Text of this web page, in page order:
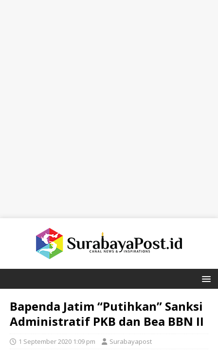
Bapenda Jatim “Putihkan” Sanksi
Administratif PKB dan Bea BBN II
1 September 2020 1:09 pm Surabayapost